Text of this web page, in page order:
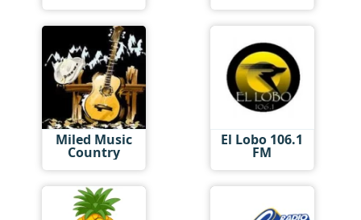
Miled Music
Country
El Lobo 106.1
FM